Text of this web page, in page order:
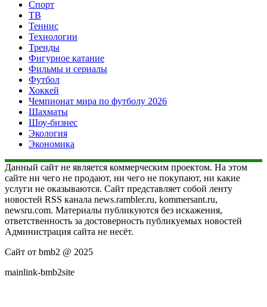
Спорт
ТВ
Теннис
Технологии
Тренды
Фигурное катание
Фильмы и сериалы
Футбол
Хоккей
Чемпионат мира по футболу 2026
Шахматы
Шоу-бизнес
Экология
Экономика
Данный сайт не является коммерческим проектом. На этом
сайте ни чего не продают, ни чего не покупают, ни какие
услуги не оказываются. Сайт представляет собой ленту
новостей RSS канала news.rambler.ru, kommersant.ru,
newsru.com. Материалы публикуются без искажения,
ответственность за достоверность публикуемых новостей
Администрация сайта не несёт.
Сайт от bmb2 @ 2025
mainlink-bmb2site